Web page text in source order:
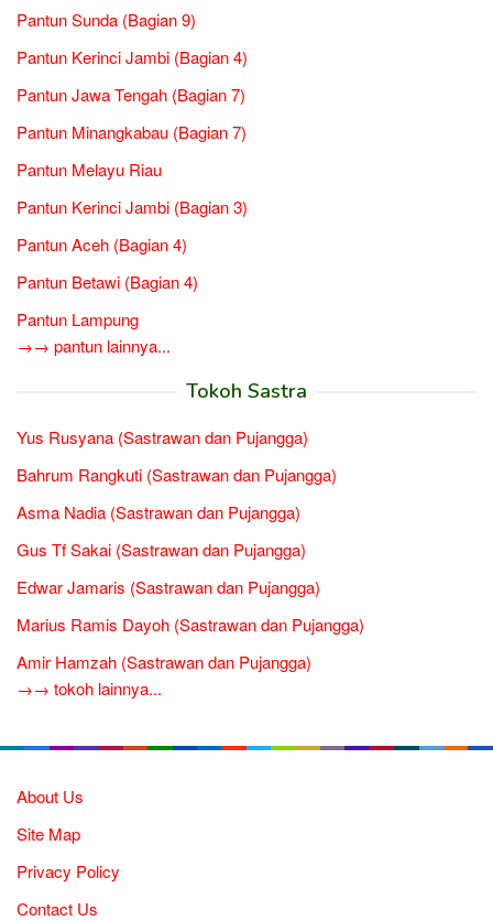
Pantun Sunda (Bagian 9)
Pantun Kerinci Jambi (Bagian 4)
Pantun Jawa Tengah (Bagian 7)
Pantun Minangkabau (Bagian 7)
Pantun Melayu Riau
Pantun Kerinci Jambi (Bagian 3)
Pantun Aceh (Bagian 4)
Pantun Betawi (Bagian 4)
Pantun Lampung
→→ pantun lainnya...
Tokoh Sastra
Yus Rusyana (Sastrawan dan Pujangga)
Bahrum Rangkuti (Sastrawan dan Pujangga)
Asma Nadia (Sastrawan dan Pujangga)
Gus Tf Sakai (Sastrawan dan Pujangga)
Edwar Jamaris (Sastrawan dan Pujangga)
Marius Ramis Dayoh (Sastrawan dan Pujangga)
Amir Hamzah (Sastrawan dan Pujangga)
→→ tokoh lainnya...
About Us
Site Map
Privacy Policy
Contact Us